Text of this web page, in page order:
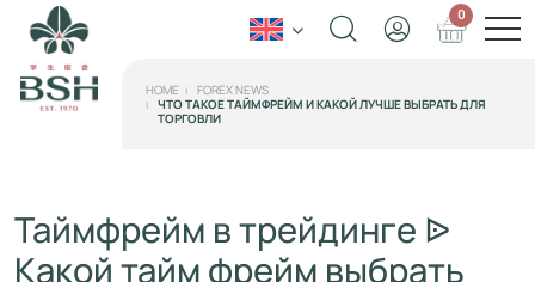
0
HOME
FOREX NEWS
ЧТО ТАКОЕ ТАЙМФРЕЙМ И КАКОЙ ЛУЧШЕ ВЫБРАТЬ ДЛЯ
ТОРГОВЛИ
Таймфрейм в трейдинге ᐉ
Какой тайм фрейм выбрать